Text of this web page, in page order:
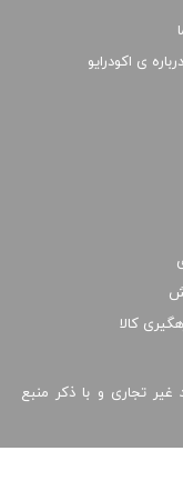
تجاری و با ذکر منبع
ی اکودرایو
کالا